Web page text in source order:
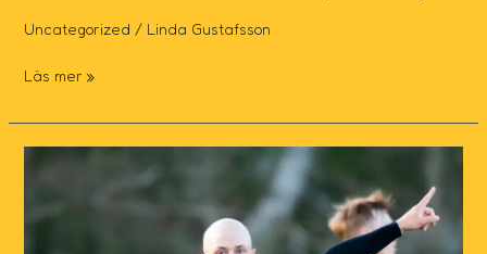
Uncategorized / Linda Gustafsson
Läs mer »